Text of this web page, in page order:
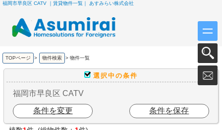
福岡市早良区 CATV ｜賃貸物件一覧｜ あすみらい株式会社
TOPページ > 物件検索 > 物件一覧
選択中の条件
福岡市早良区 CATV
条件を変更 条件を保存